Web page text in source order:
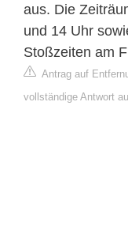
aus. Die
und 14 Uhr
Stoßzeiten am
Antrag auf
vollständige Antwort